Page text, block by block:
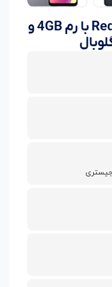
گوشی شیائومی Redmi 10A با رم 4GB و